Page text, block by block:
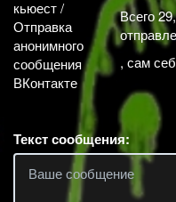
Всего
, сам
Текст сообщения: